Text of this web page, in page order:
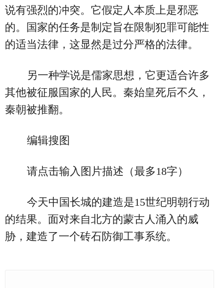
说有强烈的冲突。它假定人本质上是邪恶
的。国家的任务是制定旨在限制犯罪可能性
的适当法律，这显然是过分严格的法律。
另一种学说是儒家思想，它更适合许多
其他被征服国家的人民。秦始皇死后不久，
秦朝被推翻。
编辑搜图
请点击输入图片描述（最多18字）
今天中国长城的建造是15世纪明朝行动
的结果。面对来自北方的蒙古人涌入的威
胁，建造了一个砖石防御工事系统。